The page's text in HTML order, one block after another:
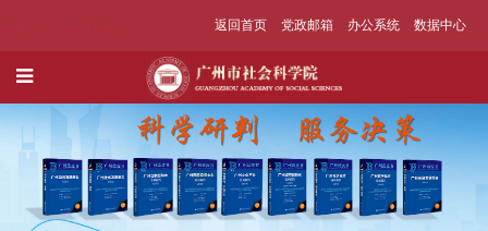
返回首页 党政邮箱 办公系统 数据中心